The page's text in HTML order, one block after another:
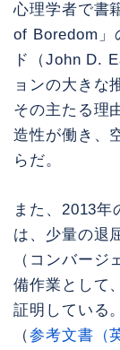
心理学者で書
of Boredom」
ド（John D.
ョンの大きな
その主たる理
造性が働き、
らだ。
また、2013年
は、少量の退
（コンバー
備作業として
証明している
（参考文書（